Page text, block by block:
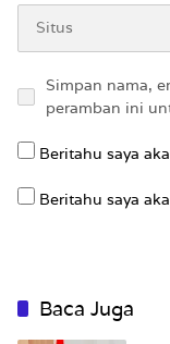
Simpan nama,
peramban ini
Beritahu saya
Beritahu saya
Baca Juga